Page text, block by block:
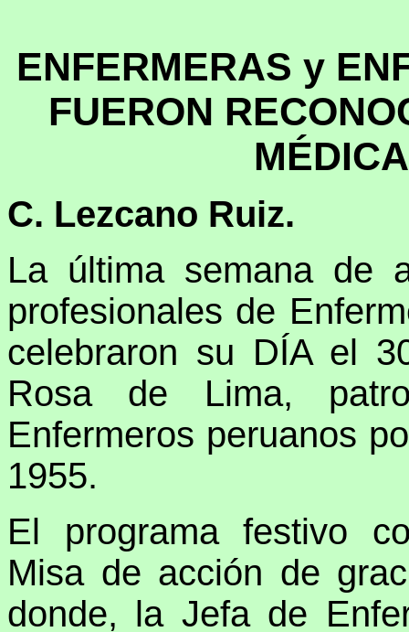
ENFERMERAS y
FUERON
C. Lezcano Ruiz.
La última semana de
profesionales de
celebraron su DÍA el
Rosa de Lima,
Enfermeros peruanos
1955.
El programa festivo
Misa de acción de
donde, la Jefa de